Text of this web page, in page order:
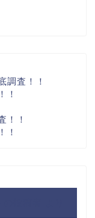
調査！！
！
！！
！